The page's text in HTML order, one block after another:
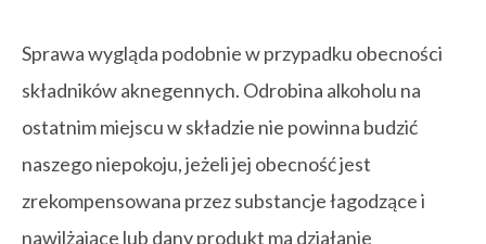
Sprawa wygląda podobnie w przypadku obecności
składników aknegennych. Odrobina alkoholu na
ostatnim miejscu w składzie nie powinna budzić
naszego niepokoju, jeżeli jej obecność jest
zrekompensowana przez substancje łagodzące i
nawilżające lub dany produkt ma działanie